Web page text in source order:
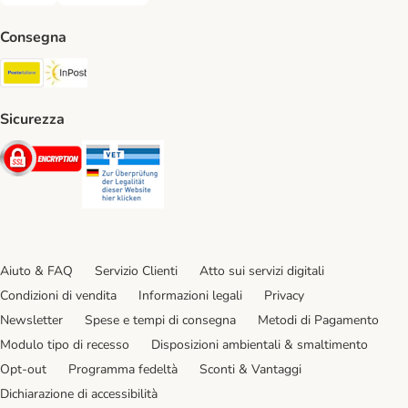
Consegna
Poste Italiane. Shipping Method
Sicurezza
Security
Aiuto & FAQ Servizio Clienti
Atto sui servizi digitali
Condizioni di vendita
Informazioni legali
Privacy
Newsletter
Spese e tempi di consegna
Metodi di Pagamento
Modulo tipo di recesso
Disposizioni ambientali & smaltimento
Opt-out
Programma fedeltà
Sconti & Vantaggi
Dichiarazione di accessibilità